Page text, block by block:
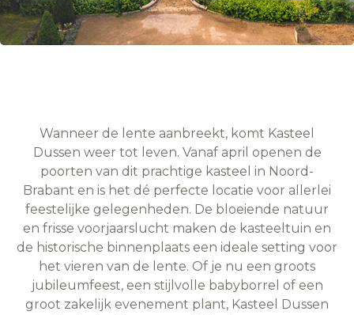
Wanneer de lente aanbreekt, komt Kasteel
Dussen weer tot leven. Vanaf april openen de
poorten van dit prachtige kasteel in Noord-
Brabant en is het dé perfecte locatie voor allerlei
feestelijke gelegenheden. De bloeiende natuur
en frisse voorjaarslucht maken de kasteeltuin en
de historische binnenplaats een ideale setting voor
het vieren van de lente. Of je nu een groots
jubileumfeest, een stijlvolle babyborrel of een
groot zakelijk evenement plant, Kasteel Dussen